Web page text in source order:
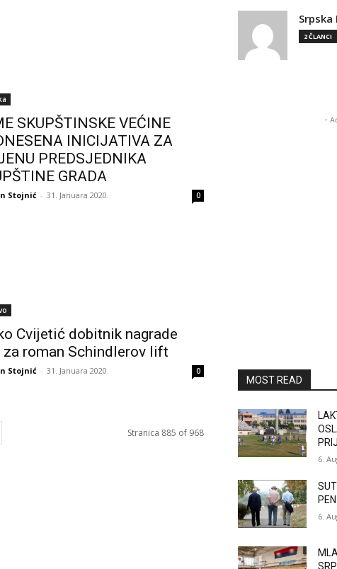
SKUPŠTINSKE VEĆINE
INICIJATIVA ZA
PREDSJEDNIKA
GRADA
Stojnić - 31. Januara 2020. 0
Cvijetić dobitnik nagrade
za roman Schindlerov lift
Stojnić - 31. Januara 2020. 0
Stranica 885 of 968
Srpska
2 ČLANCI
-
MOST READ
6.
6.